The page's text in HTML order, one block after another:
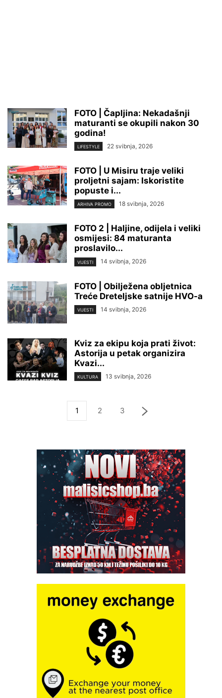
FOTO | Čapljina: Nekadašnji
maturanti se okupili nakon 30
godina!
LIFESTYLE 22 svibnja, 2026
FOTO | U Misiru traje veliki
proljetni sajam: Iskoristite
popuste i...
ARHIVA PROMO 18 svibnja, 2026
FOTO 2 | Haljine, odijela i veliki
osmijesi: 84 maturanta
proslavilo...
VIJESTI 14 svibnja, 2026
FOTO | Obilježena obljetnica
Treće Dreteljske satnije HVO-a
VIJESTI 14 svibnja, 2026
Kviz za ekipu koja prati život:
Astorija u petak organizira
Kvazi...
KULTURA 13 svibnja, 2026
1 2 3